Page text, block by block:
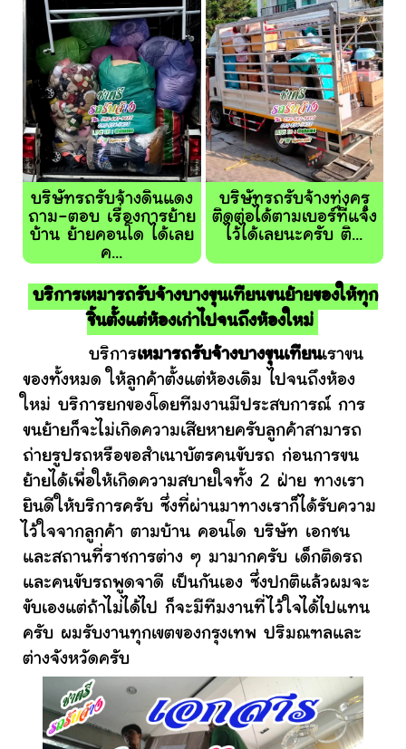
บริษัทรถรับจ้างดินแดง
ถาม-ตอบ เรื่องการย้าย
บ้าน ย้ายคอนโด ได้เลย
ค...
บริษัทรถรับจ้างทุ่งครุ
ติดต่อได้ตามเบอร์ที่แจ้ง
ไว้ได้เลยนะครับ ติ...
บริการเหมารถรับจ้างบางขุนเทียนขนย้ายของให้ทุก
ชิ้นตั้งแต่ห้องเก่าไปจนถึงห้องใหม่
บริการเหมารถรับจ้างบางขุนเทียนเราขน
ของทั้งหมด ให้ลูกค้าตั้งแต่ห้องเดิม ไปจนถึงห้อง
ใหม่ บริการยกของโดยทีมงานมีประสบการณ์ การ
ขนย้ายก็จะไม่เกิดความเสียหายครับลูกค้าสามารถ
ถ่ายรูปรถหรือขอสำเนาบัตรคนขับรถ ก่อนการขน
ย้ายได้เพื่อให้เกิดความสบายใจทั้ง 2 ฝ่าย ทางเรา
ยินดีให้บริการครับ ซึ่งที่ผ่านมาทางเราก็ได้รับความ
ไว้ใจจากลูกค้า ตามบ้าน คอนโด บริษัท เอกชน
และสถานที่ราชการต่าง ๆ มามากครับ เด็กติดรถ
และคนขับรถพูดจาดี เป็นกันเอง ซึ่งปกติแล้วผมจะ
ขับเองแต่ถ้าไม่ได้ไป ก็จะมีทีมงานที่ไว้ใจได้ไปแทน
ครับ ผมรับงานทุกเขตของกรุงเทพ ปริมณฑลและ
ต่างจังหวัดครับ